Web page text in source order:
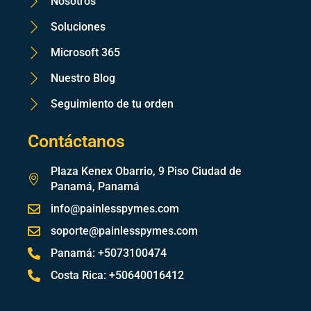
Soluciones
Microsoft 365
Nuestro Blog
Seguimiento de tu orden
Contáctanos
Plaza Kenex Obarrio, 9 Piso Ciudad de
Panamá, Panamá
info@painlesspymes.com
soporte@painlesspymes.com
Panamá: +5073100474
Costa Rica: +50640016412